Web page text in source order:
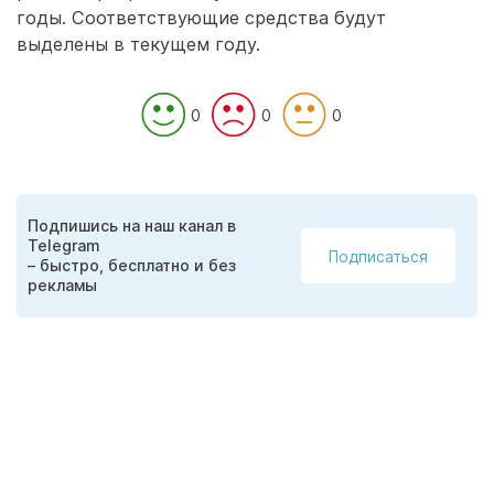
годы. Соответствующие средства будут
выделены в текущем году.
0 0 0
Подпишись на наш канал в
Telegram
– быстро, бесплатно и без
рекламы
Подписаться